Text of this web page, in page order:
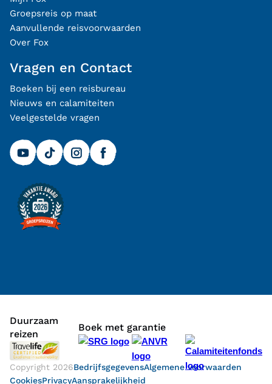
Groepsreis op maat
Aanvullende reisvoorwaarden
Over Fox
Vragen en Contact
Boeken bij een reisbureau
Nieuws en calamiteiten
Veelgestelde vragen
Copyright 2026BedrijfsgegevensAlgemene voorwaarden
CookiesPrivacyAansprakelijkheid
Duurzaam
reizen
Boek met garantie